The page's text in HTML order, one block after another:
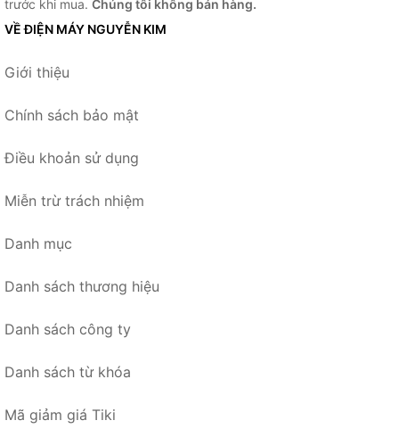
trước khi mua. Chúng tôi không bán hàng.
VỀ ĐIỆN MÁY NGUYỄN KIM
Giới thiệu
Chính sách bảo mật
Điều khoản sử dụng
Miễn trừ trách nhiệm
Danh mục
Danh sách thương hiệu
Danh sách công ty
Danh sách từ khóa
Mã giảm giá Tiki